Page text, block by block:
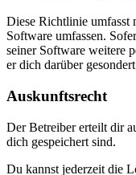
Diese Richtlinie umfasst
Software umfassen.
seiner Software weitere
er dich darüber
Auskunftsrecht
Der Betreiber erteilt dir
dich gespeichert sind.
Du kannst jederzeit die